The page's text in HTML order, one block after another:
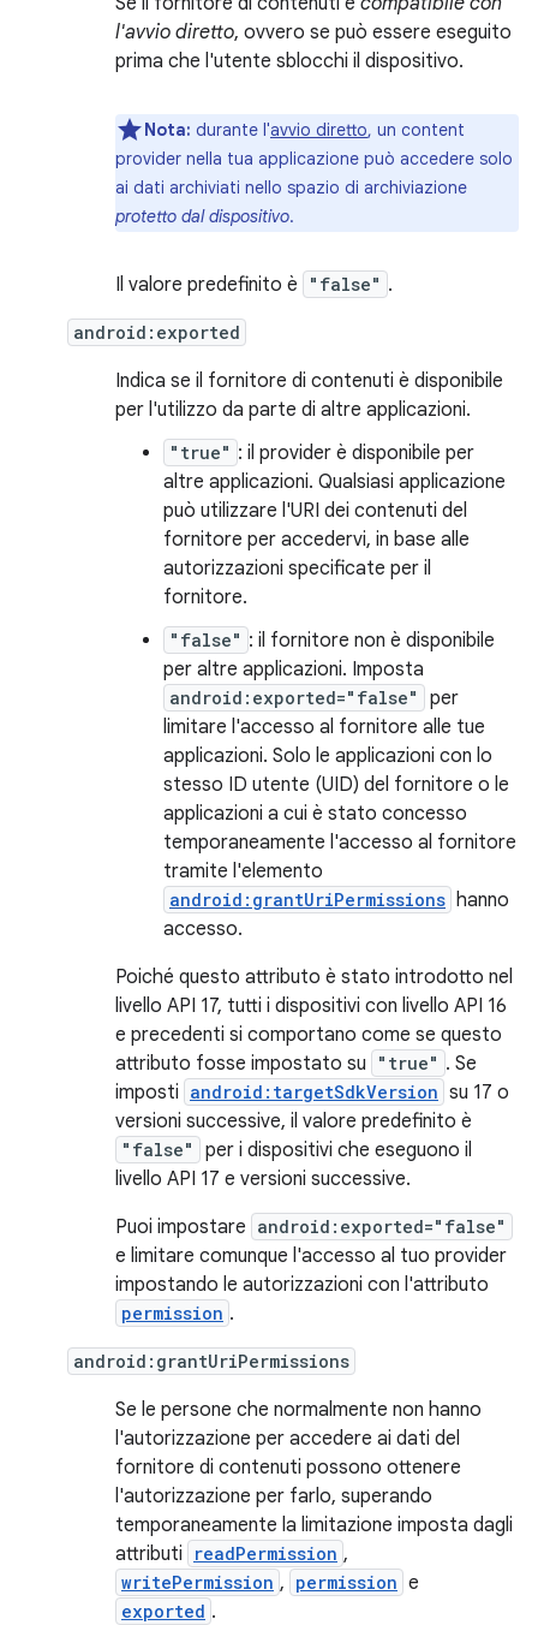
l'avvio diretto, ovvero se può essere eseguito
prima che l'utente sblocchi il dispositivo.
Nota: durante l'avvio diretto, un content
provider nella tua applicazione può accedere solo
ai dati archiviati nello spazio di archiviazione
protetto dal dispositivo.
Il valore predefinito è "false" .
android:exported
Indica se il fornitore di contenuti è disponibile
per l'utilizzo da parte di altre applicazioni.
"true" : il provider è disponibile per
altre applicazioni. Qualsiasi applicazione
può utilizzare l'URI dei contenuti del
fornitore per accedervi, in base alle
autorizzazioni specificate per il
fornitore.
"false" : il fornitore non è disponibile
per altre applicazioni. Imposta
android:exported="false"
per
limitare l'accesso al fornitore alle tue
applicazioni. Solo le applicazioni con lo
stesso ID utente (UID) del fornitore o le
applicazioni a cui è stato concesso
temporaneamente l'accesso al fornitore
tramite l'elemento
android:grantUriPermissions hanno
accesso.
Poiché questo attributo è stato introdotto nel
livello API 17, tutti i dispositivi con livello API 16
e precedenti si comportano come se questo
attributo fosse impostato su
"true" . Se
imposti android:targetSdkVersion su 17 o
versioni successive, il valore predefinito è
"false"
per i dispositivi che eseguono il
livello API 17 e versioni successive.
Puoi impostare android:exported="false"
e limitare comunque l'accesso al tuo provider
impostando le autorizzazioni con l'attributo
permission .
android:grantUriPermissions
Se le persone che normalmente non hanno
l'autorizzazione per accedere ai dati del
fornitore di contenuti possono ottenere
l'autorizzazione per farlo, superando
temporaneamente la limitazione imposta dagli
attributi
readPermission ,
writePermission , permission e
exported .